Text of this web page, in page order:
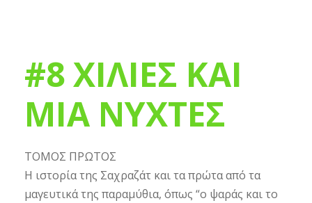
#8 ΧΙΛΙΕΣ ΚΑΙ
ΜΙΑ ΝΥΧΤΕΣ
ΤΟΜΟΣ ΠΡΩΤΟΣ
Η ιστορία της Σαχραζάτ και τα πρώτα από τα
μαγευτικά της παραμύθια, όπως “ο ψαράς και το